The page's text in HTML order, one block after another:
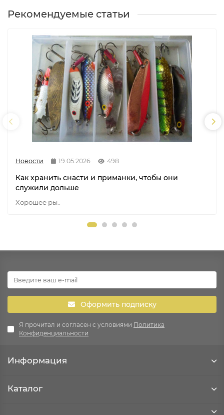
Рекомендуемые статьи
Новости 19.05.2026 498
Как хранить снасти и приманки, чтобы они
служили дольше
Хорошее ры..
Оформить подписку
Я прочитал и согласен с условиями Политика
Конфиденциальности
Информация
Каталог